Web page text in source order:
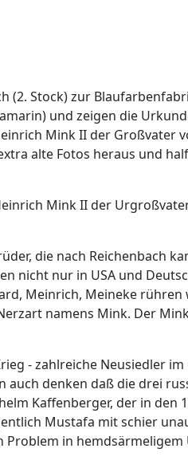
(2. Stock) zur
und zeigen die
Mink II der Großvater
alte Fotos heraus und
Mink II der
die nach Reichenbach
nicht nur in USA und
Meinrich, Meineke
namens Mink. Der
- zahlreiche Neusiedler
denken daß die drei
Kaffenberger, der in den
Mustafa mit schier
Problem in